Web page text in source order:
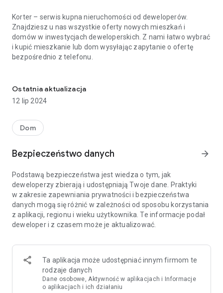
Korter – serwis kupna nieruchomości od deweloperów.
Znajdziesz u nas wszystkie oferty nowych mieszkań i
domów w inwestycjach deweloperskich. Z nami łatwo wybrać
i kupić mieszkanie lub dom wysyłając zapytanie o ofertę
bezpośrednio z telefonu.
domów i innych nieruchomości mieszkaniowych. Szukasz
przytulnej kawalerki, nowoczesnego penthouse'u, domku
jednorodzinnego czy willi miejskiej – mamy wszystko, czego
pierwotny (nieruchomości od deweloperów).
ponieważ:
umieściliśmy je na interaktywnej mapie – wybieranie
nieruchomości na mapie jest naprawdę wygodne;
- mamy wszystkie rzuty i mieszkania oferowane przez
wszystkich deweloperów w Twoim mieście;
- interesuje Cię konkretny deweloper – użyj filtru i śledź nowe
ogłoszenia nieruchomości;
zadzwoń bezpośrednio do działu sprzedaży przez aplikację!
Specjalizujemy się w rynku pierwotnym Warszawy, Krakowa i
Trójmiasta. Jeśli chcesz kupić nieruchomość w Warszawie,
jesteś zainteresowany nowymi inwestycjami w Krakowie, lub
Ostatnia aktualizacja
12 lip 2024
Dom
Bezpieczeństwo danych arrow_forward
Podstawą bezpieczeństwa jest wiedza o tym, jak
deweloperzy zbierają i udostępniają Twoje dane. Praktyki
w zakresie zapewniania prywatności i bezpieczeństwa
danych mogą się różnić w zależności od sposobu korzystania
z aplikacji, regionu i wieku użytkownika. Te informacje podał
deweloper i z czasem może je aktualizować.
Ta aplikacja może udostępniać innym firmom te
rodzaje danych
Dane osobowe, Aktywność w aplikacjach i Informacje
o aplikacjach i ich działaniu